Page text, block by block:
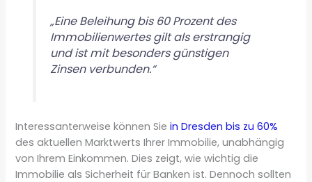
„Eine Beleihung bis 60 Prozent des
Immobilienwertes gilt als erstrangig
und ist mit besonders günstigen
Zinsen verbunden.“
Interessanterweise können Siein Dresden bis zu 60%
des aktuellen Marktwerts Ihrer Immobilie, unabhängig
von Ihrem Einkommen. Dies zeigt, wie wichtig die
Immobilie als Sicherheit für Banken ist. Dennoch sollten